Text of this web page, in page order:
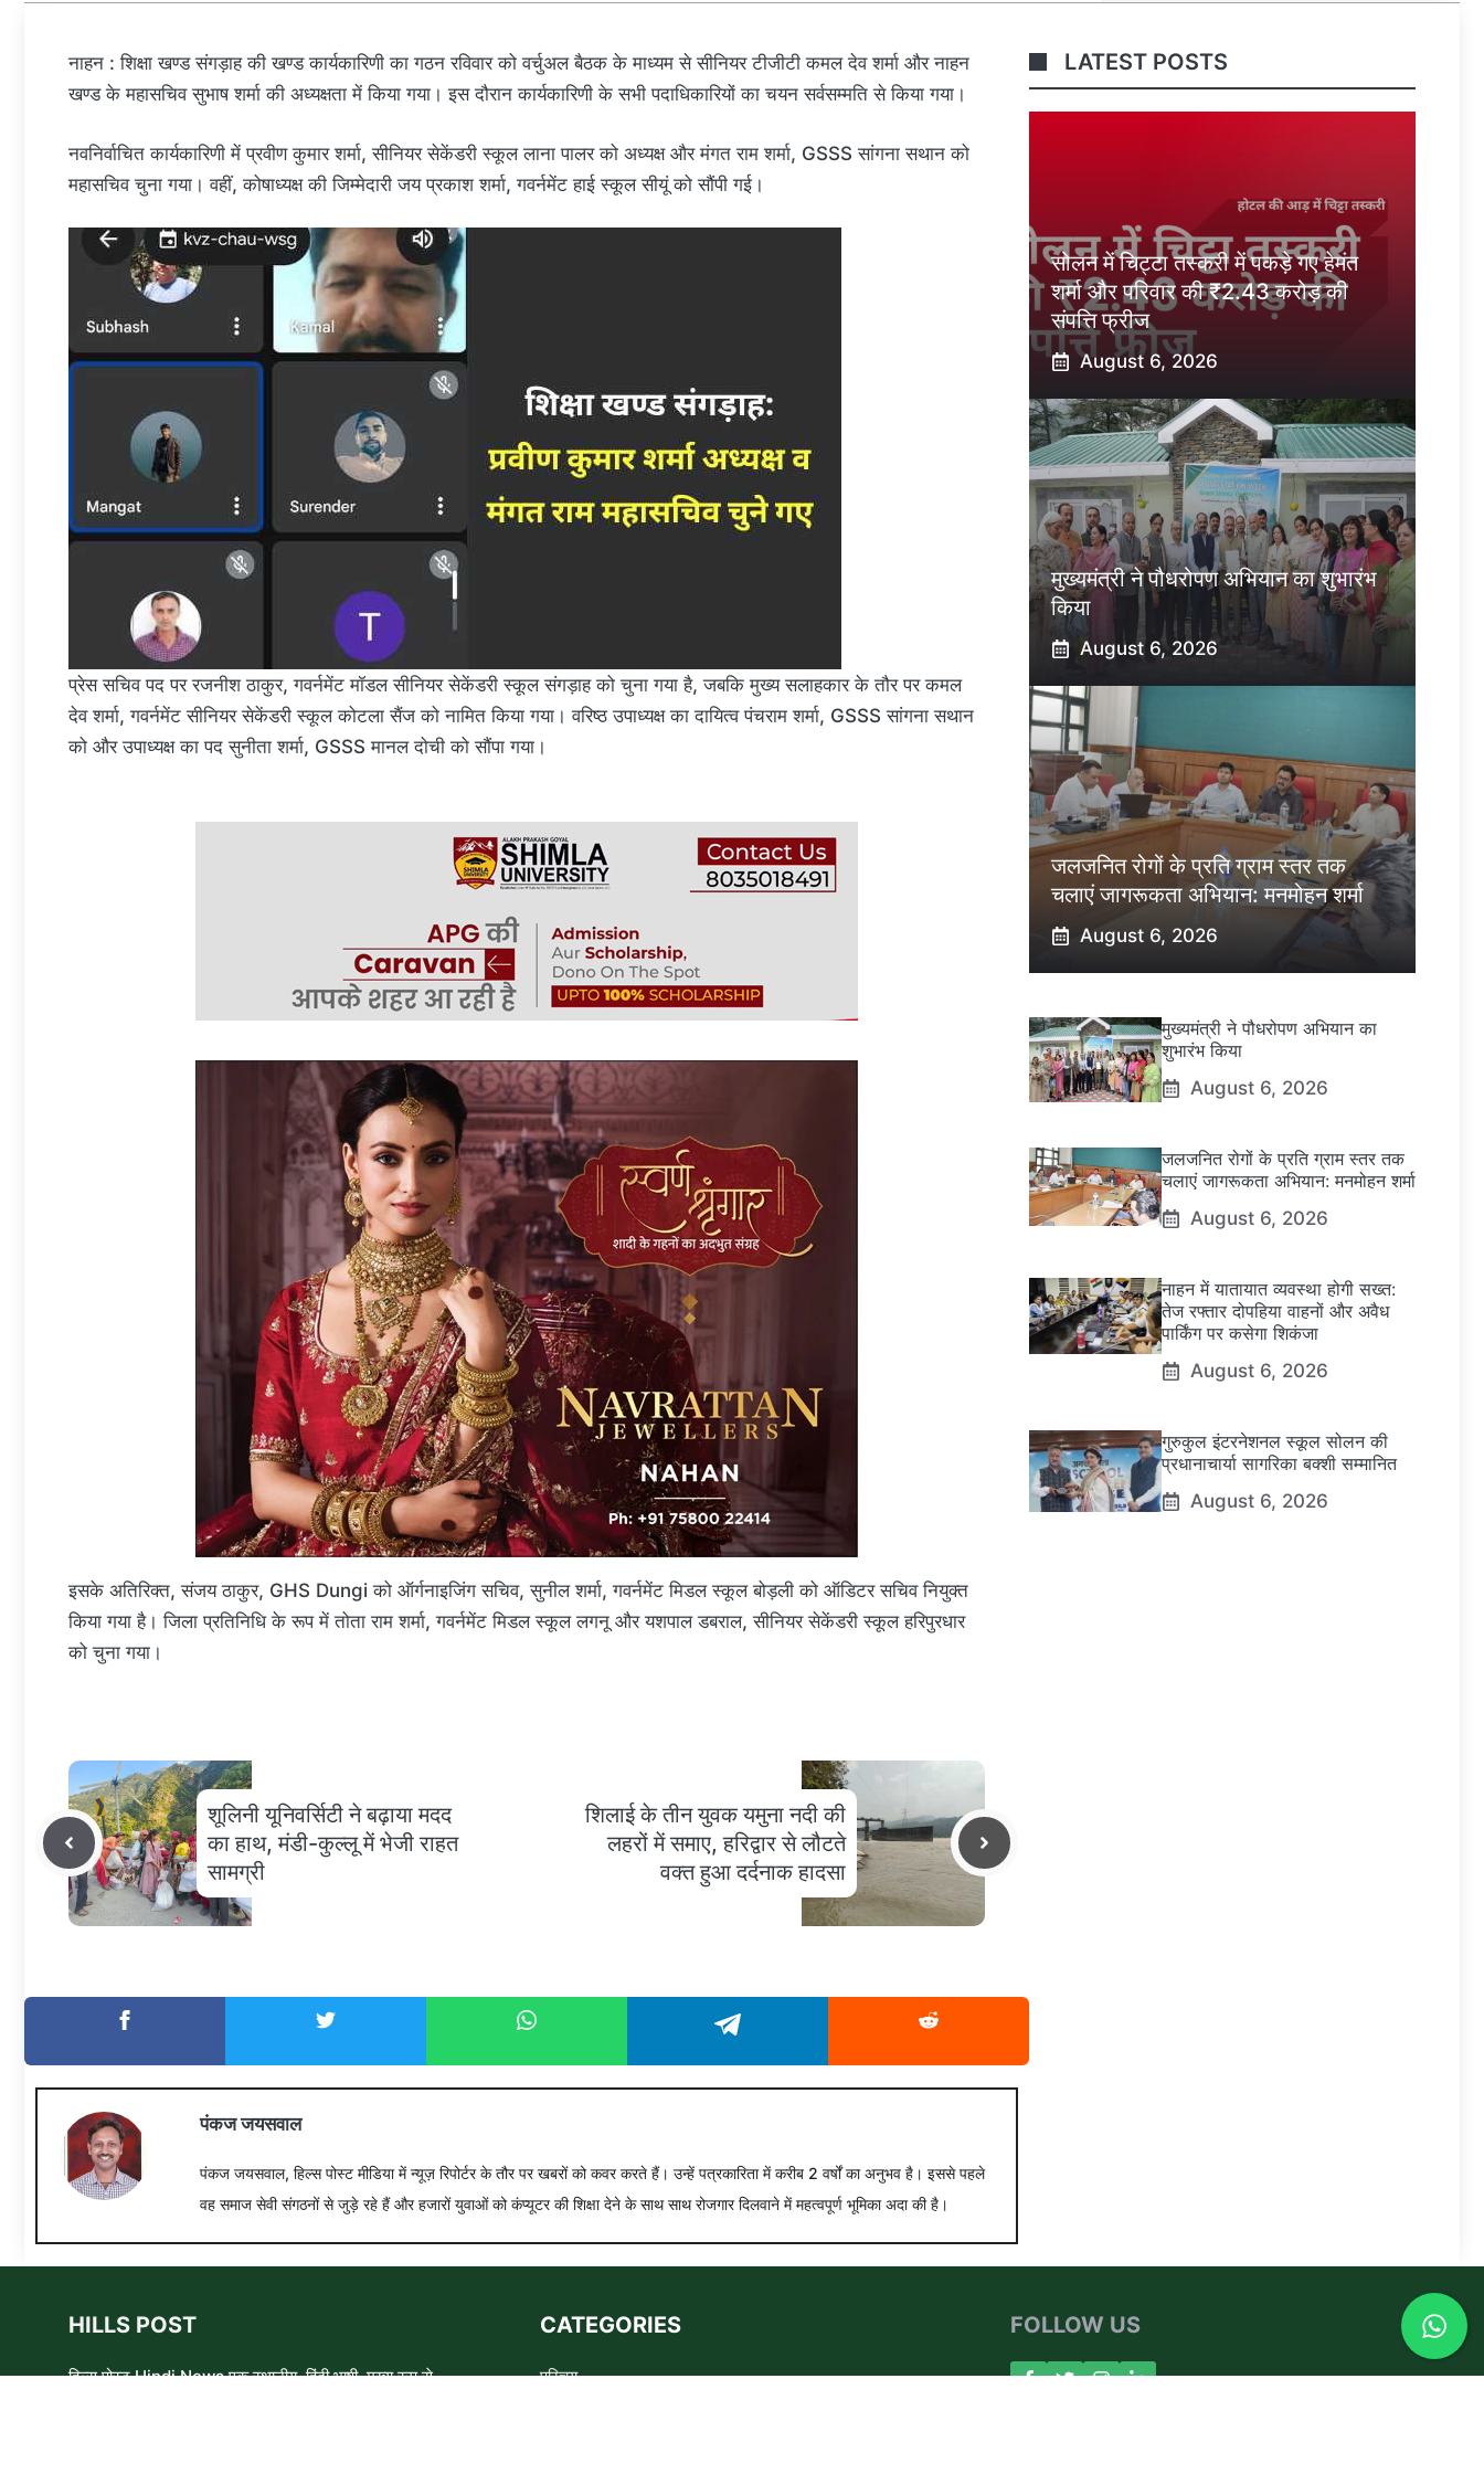
नाहन : शिक्षा खण्ड संगड़ाह की खण्ड कार्यकारिणी का गठन रविवार को वर्चुअल बैठक के माध्यम से सीनियर टीजीटी कमल देव शर्मा और नाहन
खण्ड के महासचिव सुभाष शर्मा की अध्यक्षता में किया गया। इस दौरान कार्यकारिणी के सभी पदाधिकारियों का चयन सर्वसम्मति से किया गया।
नवनिर्वाचित कार्यकारिणी में प्रवीण कुमार शर्मा, सीनियर सेकेंडरी स्कूल लाना पालर को अध्यक्ष और मंगत राम शर्मा, GSSS सांगना सथान को
महासचिव चुना गया। वहीं, कोषाध्यक्ष की जिम्मेदारी जय प्रकाश शर्मा, गवर्नमेंट हाई स्कूल सीयूं को सौंपी गई।
प्रेस सचिव पद पर रजनीश ठाकुर, गवर्नमेंट मॉडल सीनियर सेकेंडरी स्कूल संगड़ाह को चुना गया है, जबकि मुख्य सलाहकार के तौर पर कमल
देव शर्मा, गवर्नमेंट सीनियर सेकेंडरी स्कूल कोटला सैंज को नामित किया गया। वरिष्ठ उपाध्यक्ष का दायित्व पंचराम शर्मा, GSSS सांगना सथान
को और उपाध्यक्ष का पद सुनीता शर्मा, GSSS मानल दोची को सौंपा गया।
इसके अतिरिक्त, संजय ठाकुर, GHS Dungi को ऑर्गनाइजिंग सचिव, सुनील शर्मा, गवर्नमेंट मिडल स्कूल बोड़ली को ऑडिटर सचिव नियुक्त
किया गया है। जिला प्रतिनिधि के रूप में तोता राम शर्मा, गवर्नमेंट मिडल स्कूल लगनू और यशपाल डबराल, सीनियर सेकेंडरी स्कूल हरिपुरधार
को चुना गया।
शूलिनी यूनिवर्सिटी ने बढ़ाया मदद
का हाथ, मंडी-कुल्लू में भेजी राहत
सामग्री
शिलाई के तीन युवक यमुना नदी की
लहरों में समाए, हरिद्वार से लौटते
वक्त हुआ दर्दनाक हादसा
पंकज जयसवाल
पंकज जयसवाल, हिल्स पोस्ट मीडिया में न्यूज़ रिपोर्टर के तौर पर खबरों को कवर करते हैं। उन्हें पत्रकारिता में करीब 2 वर्षों का अनुभव है। इससे पहले
वह समाज सेवी संगठनों से जुड़े रहे हैं और हजारों युवाओं को कंप्यूटर की शिक्षा देने के साथ साथ रोजगार दिलवाने में महत्वपूर्ण भूमिका अदा की है।
LATEST POSTS
सोलन में चिट्टा तस्करी में पकड़े गए हेमंत
शर्मा और परिवार की ₹2.43 करोड़ की
संपत्ति फ्रीज
August 6, 2026
मुख्यमंत्री ने पौधरोपण अभियान का शुभारंभ
किया
August 6, 2026
जलजनित रोगों के प्रति ग्राम स्तर तक
चलाएं जागरूकता अभियान: मनमोहन शर्मा
August 6, 2026
मुख्यमंत्री ने पौधरोपण अभियान का
शुभारंभ किया
August 6, 2026
जलजनित रोगों के प्रति ग्राम स्तर तक
चलाएं जागरूकता अभियान: मनमोहन शर्मा
August 6, 2026
नाहन में यातायात व्यवस्था होगी सख्त:
तेज रफ्तार दोपहिया वाहनों और अवैध
पार्किंग पर कसेगा शिकंजा
August 6, 2026
गुरुकुल इंटरनेशनल स्कूल सोलन की
प्रधानाचार्या सागरिका बक्शी सम्मानित
August 6, 2026
HILLS POST
हिल्स पोस्ट Hindi News एक स्थानीय, हिंदी भाषी, मुख्य रूप से
CATEGORIES
परिचय
FOLLOW US